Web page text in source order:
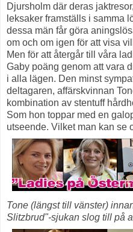
Djursholm där deras
leksaker framställs i samma
dessa män får göra
om och om igen för att visa
Men för att återgår till våra
Gaby poäng genom att vara
i alla lägen. Den minst
deltagaren, affärskvinnan
kombination av stentuff
Som hon toppar med en
utseende. Vilket man kan se
Tone (längst till vänster)
Slitzbrud"-sjukan slog till på